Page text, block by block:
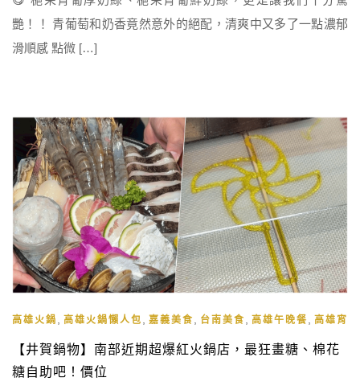
艷！！ 青葡萄和奶香竟然意外的絕配，清爽中又多了一點濃郁
滑順感 點微 […]
高雄火鍋 高雄火鍋懶人包 嘉義美食 台南美食 高雄午晚餐 高雄宵夜
【井賀鍋物】南部近期超爆紅火鍋店，最狂畫糖、棉花
糖自助吧！價位